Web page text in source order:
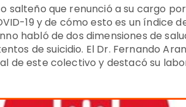
salteño que renunció a su cargo
19 y de cómo esto es un índice
habló de dos dimensiones de
de suicidio. El Dr. Fernando
de este colectivo y destacó su